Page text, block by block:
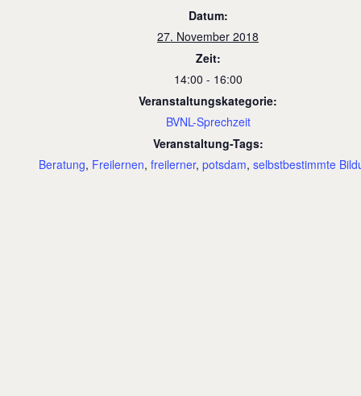
Datum:
27. November 2018
Zeit:
14:00 - 16:00
Veranstaltungskategorie:
BVNL-Sprechzeit
Veranstaltung-Tags:
Beratung, Freilernen, freilerner, potsdam, selbstbestimmte